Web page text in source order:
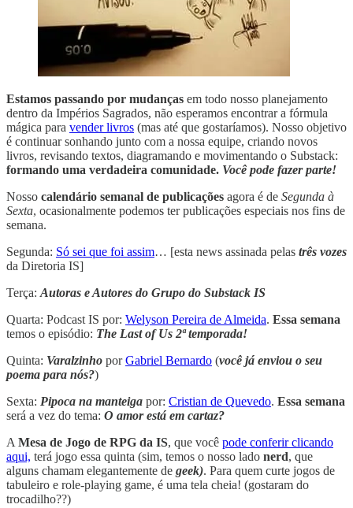
Estamos passando por mudanças em todo nosso planejamento
dentro da Impérios Sagrados, não esperamos encontrar a fórmula
mágica para vender livros (mas até que gostaríamos). Nosso objetivo
é continuar sonhando junto com a nossa equipe, criando novos
livros, revisando textos, diagramando e movimentando o Substack:
formando uma verdadeira comunidade. Você pode fazer parte!
Nosso calendário semanal de publicações agora é de Segunda à
Sexta, ocasionalmente podemos ter publicações especiais nos fins de
semana.
Segunda: Só sei que foi assim… [esta news assinada pelas três vozes
da Diretoria IS]
Terça: Autoras e Autores do Grupo do Substack IS
Quarta: Podcast IS por: Welyson Pereira de Almeida. Essa semana
temos o episódio: The Last of Us 2ª temporada!
Quinta: Varalzinho porGabriel Bernardo (você já enviou o seu
poema para nós?)
Sexta: Pipoca na manteiga por: Cristian de Quevedo. Essa semana
será a vez do tema: O amor está em cartaz?
A Mesa de Jogo de RPG da IS, que você pode conferir clicando
aqui, terá jogo essa quinta (sim, temos o nosso lado nerd, que
alguns chamam elegantemente de geek). Para quem curte jogos de
tabuleiro e role-playing game, é uma tela cheia! (gostaram do
trocadilho??)